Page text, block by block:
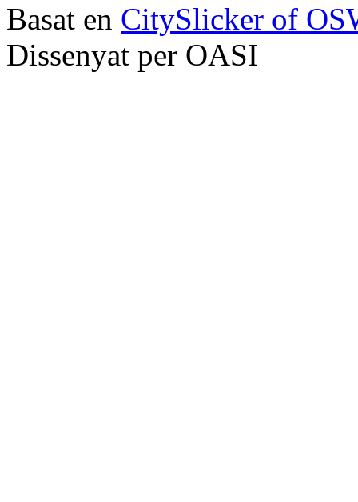
Basat en CitySlicker of
Dissenyat per OASI